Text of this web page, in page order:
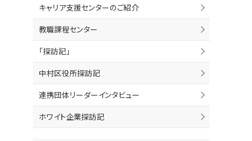
キャリア支援センターのご紹介
教職課程センター
「探訪記」
中村区役所探訪記
連携団体リーダーインタビュー
ホワイト企業探訪記